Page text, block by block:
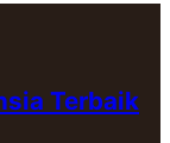
Terbaik